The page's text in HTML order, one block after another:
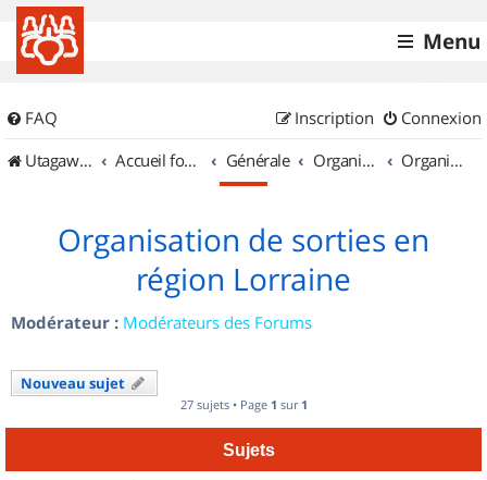
Menu
FAQ Connexion
Inscription
UtagawaVTT (Randos VTT et VTTAE avec traces GPS)
Accueil forum Générale Organisation de sorties & Recherche de partenaires Organisation de sorties en région Lorraine
Organisation de sorties en
région Lorraine
Modérateur : Modérateurs des Forums
Nouveau sujet
27 sujets • Page 1 sur 1
Sujets